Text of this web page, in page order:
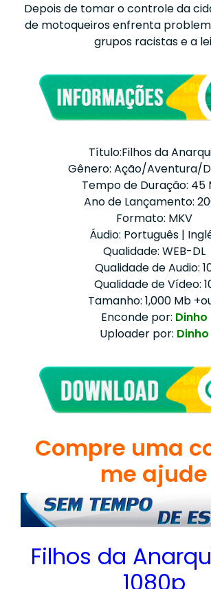
Depois de tomar o controle da
de motoqueiros enfrenta
grupos racistas e a
Título:Filhos da
Gênero: Ação/Aventura/
Tempo de Duração: 45
Ano de Lançamento:
Formato: MKV
Áudio: Português |
Qualidade: WEB-DL
Qualidade de Audio:
Qualidade de Vídeo:
Tamanho: 1,000 Mb
Enconde por: Dinho
Uploader por: Dinho
Compre uma
me ajude
Filhos da
1080p